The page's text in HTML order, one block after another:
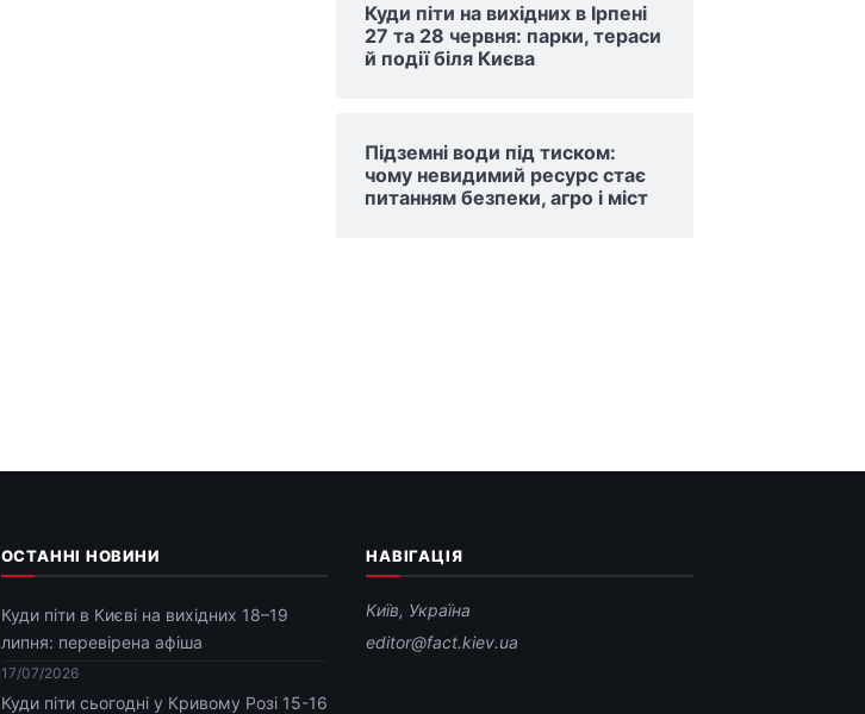
Куди піти на вихідних в Ірпені
27 та 28 червня: парки, тераси
й події біля Києва
Підземні води під тиском:
чому невидимий ресурс стає
питанням безпеки, агро і міст
ОСТАННІ НОВИНИ
Куди піти в Києві на вихідних 18–19
липня: перевірена афіша
17/07/2026
Куди піти сьогодні у Кривому Розі 15-16
НАВІГАЦІЯ
Київ, Україна
editor@fact.kiev.ua